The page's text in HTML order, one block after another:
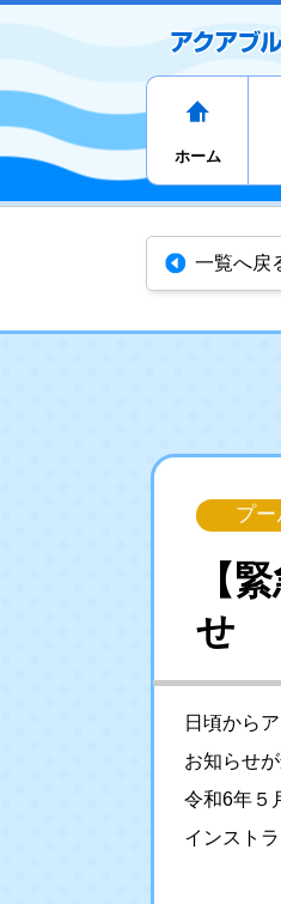
ホーム
一覧へ戻
プー
【
せ
日頃から
お知らせ
令和6年５
インスト